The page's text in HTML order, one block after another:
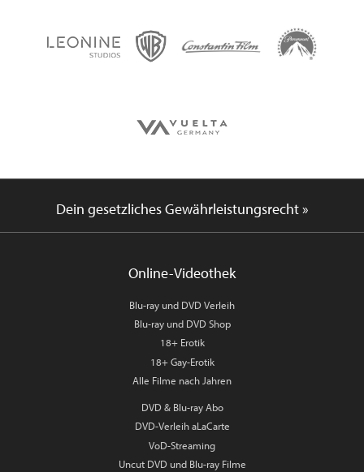
Dein gesetzliches Gewährleistungsrecht »
Online-Videothek
Blu-ray und DVD Verleih
Blu-ray und DVD Shop
18+ Erotik
18+ Gay-Erotik
Alle Filme nach Jahren
DVD & Blu-ray Abo
DVD-Verleih aLaCarte
VoD-Streaming
Uncut DVD und Blu-ray Filme